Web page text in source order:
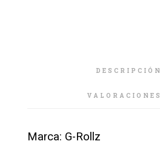
DESCRIPCIÓN
VALORACIONES
Marca: G-Rollz